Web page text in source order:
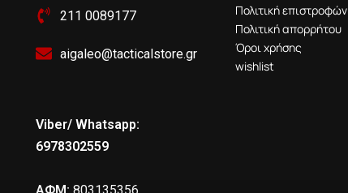
211 0089177
aigaleo@tacticalstore.gr
Viber/ Whatsapp:
6978302559
ΑΦΜ: 803135356
Πολιτική επιστροφών
Πολιτική απορρήτου
Όροι χρήσης
wishlist